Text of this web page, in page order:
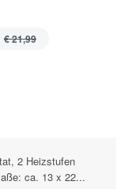
€ 21,99
2 Heizstufen
ca. 13 x 22...